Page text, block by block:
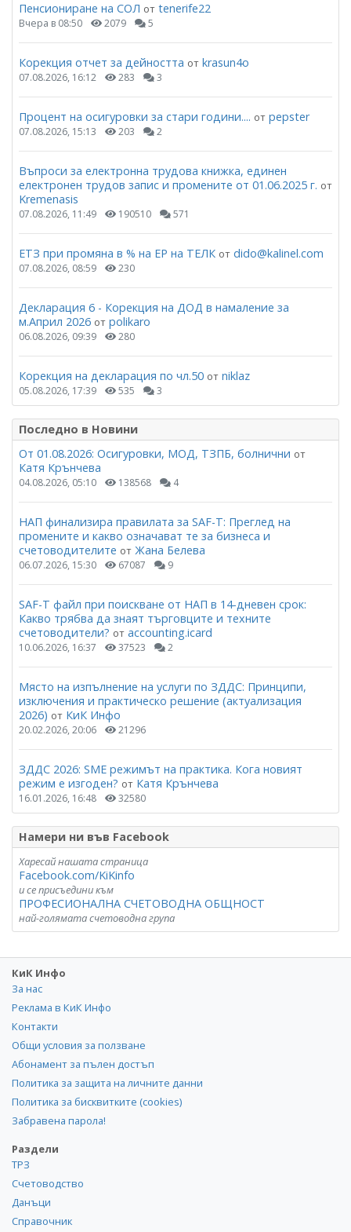
Пенсиониране на СОЛ от tenerife22
Вчера в 08:50 2079 5
Корекция отчет за дейността от krasun4o
07.08.2026, 16:12 283 3
Процент на осигуровки за стари години.... от pepster
07.08.2026, 15:13 203 2
Въпроси за електронна трудова книжка, единен
електронен трудов запис и промените от 01.06.2025 г. от
Kremenasis
07.08.2026, 11:49 190510 571
ЕТЗ при промяна в % на ЕР на ТЕЛК от dido@kalinel.com
07.08.2026, 08:59 230
Декларация 6 - Корекция на ДОД в намаление за
м.Април 2026 от polikaro
06.08.2026, 09:39 280
Корекция на декларация по чл.50 от niklaz
05.08.2026, 17:39 535 3
Последно в Новини
От 01.08.2026: Осигуровки, МОД, ТЗПБ, болнични от
Катя Крънчева
04.08.2026, 05:10 138568 4
НАП финализира правилата за SAF-T: Преглед на
промените и какво означават те за бизнеса и
счетоводителите от Жана Белева
06.07.2026, 15:30 67087 9
SAF-T файл при поискване от НАП в 14-дневен срок:
Какво трябва да знаят търговците и техните
счетоводители? от accounting.icard
10.06.2026, 16:37 37523 2
Място на изпълнение на услуги по ЗДДС: Принципи,
изключения и практическо решение (актуализация
2026) от КиК Инфо
20.02.2026, 20:06 21296
ЗДДС 2026: SME режимът на практика. Кога новият
режим е изгоден? от Катя Крънчева
16.01.2026, 16:48 32580
Намери ни във Facebook
Харесай нашата страница
Facebook.com/KiKinfo
и се присъедини към
ПРОФЕСИОНАЛНА СЧЕТОВОДНА ОБЩНОСТ
най-голямата счетоводна група
КиК Инфо
За нас
Реклама в КиК Инфо
Контакти
Общи условия за ползване
Абонамент за пълен достъп
Политика за защита на личните данни
Политика за бисквитките (cookies)
Забравена парола!
Раздели
ТРЗ
Счетоводство
Данъци
Справочник